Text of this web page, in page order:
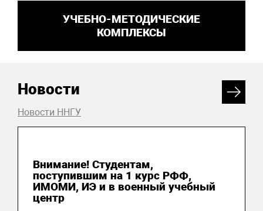
УЧЕБНО-МЕТОДИЧЕСКИЕ
КОМПЛЕКСЫ
Новости
Новости ННГУ
Внимание! Студентам,
поступившим на 1 курс РФФ,
ИМОМИ, ИЭ и в военный учебный
центр